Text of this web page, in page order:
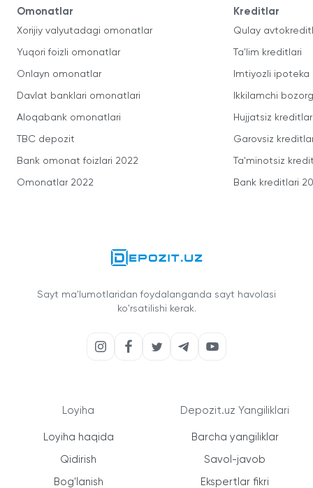
Omonatlar
Xorijiy valyutadagi omonatlar
Yuqori foizli omonatlar
Onlayn omonatlar
Davlat banklari omonatlari
Aloqabank omonatlari
TBC depozit
Bank omonat foizlari 2022
Omonatlar 2022
Kreditlar
Qulay
Ta'lim kreditlari
Imtiyozli ipoteka
Ikkilamchi
Hujjatsiz kreditlar
Garovsiz
Ta'minotsiz
Bank kreditlari
Sayt ma'lumotlaridan foydalanganda sayt havolasi
ko'rsatilishi kerak.
Loyiha
Loyiha haqida
Qidirish
Bog'lanish
Depozit.uz Yangiliklari
Barcha yangiliklar
Savol-javob
Ekspertlar fikri